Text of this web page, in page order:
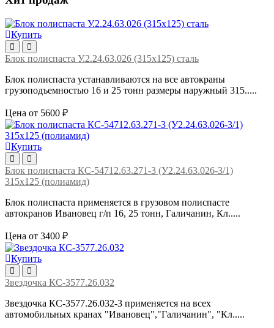
Купить
Блок полиспаста У.2.24.63.026 (315х125) сталь
Блок полиспаста устанавливаются на все автокраны
грузоподъемностью 16 и 25 тонн размеры наружный 315.....
Цена от 5600 ₽
Купить
Блок полиспаста КС-54712.63.271-3 (У2.24.63.026-3/1)
315х125 (полиамид)
Блок полиспаста применяется в грузовом полиспасте
автокранов Ивановец г/п 16, 25 тонн, Галичанин, Кл.....
Цена от 3400 ₽
Купить
Звездочка КС-3577.26.032
Звездочка КС-3577.26.032-3 применяется на всех
автомобильных кранах "Ивановец","Галичанин", "Кл.....